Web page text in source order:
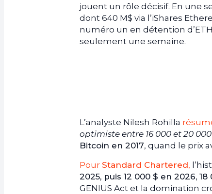
jouent un rôle décisif. En une
dont 640 M$ via l’iShares
numéro un en détention
seulement une semaine.
L’analyste Nilesh Rohilla
optimiste entre 16 000 et 20
Bitcoin en 2017, quand le prix
Pour Standard Chartered,
2025, puis 12 000 $ en 2026,
GENIUS Act et la domination